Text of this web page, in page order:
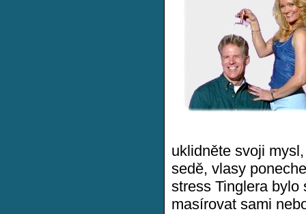
uklidněte svoji
sedě, vlasy
stress Tinglera bylo
masírovat sami